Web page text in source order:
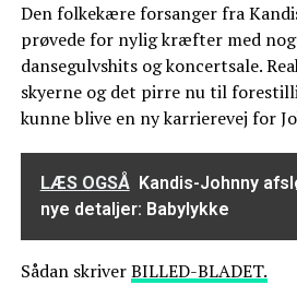
Den folkekære forsanger fra
prøvede for nylig kræfter med
dansegulvshits og koncertsale.
skyerne og det pirre nu til
kunne blive en ny karrierevej for
LÆS OGSÅ Kandis-Johnny
nye detaljer: Babylykke
Sådan skriverBILLED-BLADET.